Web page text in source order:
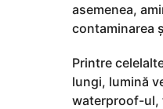
asemenea,
contaminarea
Printre
lungi, lumină
waterproof-ul,